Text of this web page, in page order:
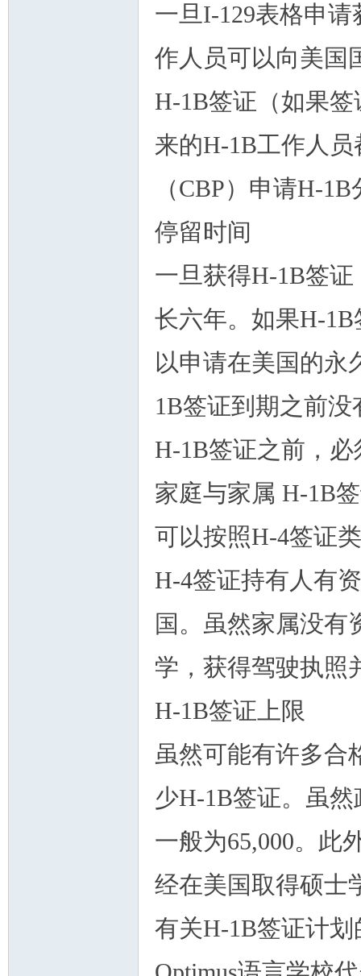
一旦I-129表格申
作人员可以向美国
H-1B签证（如果
来的H-1B工作人
（CBP）申请H-
停留时间
一旦获得H-1B签
长六年。如果H-
以申请在美国的永
1B签证到期之前
H-1B签证之前，
家庭与家属 H-1B
可以按照H-4签证
H-4签证持有人有
国。虽然家属没有
学，获得驾驶执照
H-1B签证上限
虽然可能有许多合
少H-1B签证。虽
一般为65,000。此
经在美国取得硕士
有关H-1B签证计